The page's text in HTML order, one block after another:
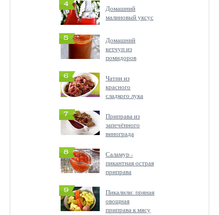
4
Домашний
малиновый уксус
5
Домашний
кетчуп из
помидоров
6
Чатни из
красного
сладкого лука
7
Приправа из
запечённого
винограда
8
Саламур -
пикантная острая
приправа
9
Пикалили: пряная
овощная
приправа к мясу